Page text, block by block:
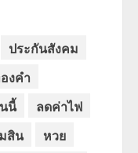
ประกันสังคม
งคำ
นี้
ลดค่าไฟ
สิน
หวย